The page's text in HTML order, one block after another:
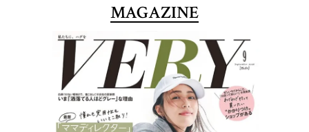
MAGAZINE